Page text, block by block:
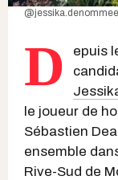
D epuis
le joueur de
Sébastien
ensemble
Rive-Sud de